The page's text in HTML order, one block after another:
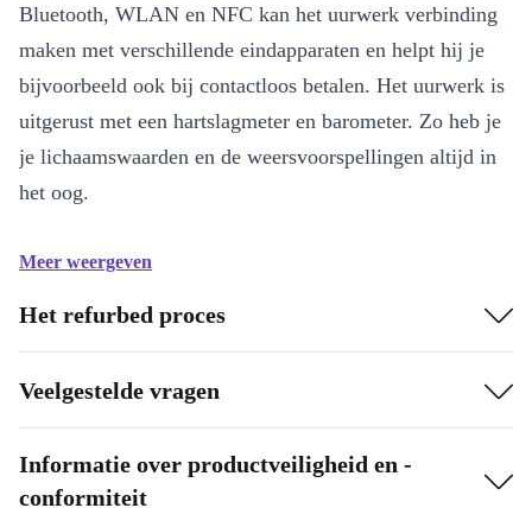
Bluetooth, WLAN en NFC kan het uurwerk verbinding
maken met verschillende eindapparaten en helpt hij je
bijvoorbeeld ook bij contactloos betalen. Het uurwerk is
uitgerust met een hartslagmeter en barometer. Zo heb je
je lichaamswaarden en de weersvoorspellingen altijd in
het oog.
Meer weergeven
Het refurbed proces
Veelgestelde vragen
Informatie over productveiligheid en -
conformiteit